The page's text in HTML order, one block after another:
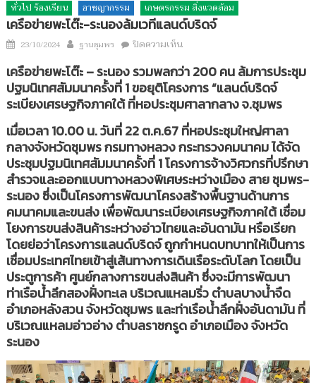
ทั่วไป ร้องเรียน อาชญากรรม เกษตรกรรม สิ่งแวดล้อม
เครือข่ายพะโต๊ะ-ระนองล้มเวทีแลนด์บริดจ์
Posted
23/10/2024 Author
ฐานชุมพร ปิดความเห็นบน
ข่าย
พะโต๊ะ-
ระนอง
ล้ม
เวที
แลนด์
บริดจ์
เครือข่ายพะโต๊ะ – ระนอง รวมพลกว่า 200 คน ล้มการประชุม
ปฐมนิเทศสัมมนาครั้งที่ 1 ขอยุติโครงการ “แลนด์บริดจ์
ระเบียงเศรษฐกิจภาคใต้ ที่หอประชุมศาลากลาง จ.ชุมพร
เมื่อเวลา 10.00 น. วันที่ 22 ต.ค.67 ที่หอประชุมใหญ่ศาลา
กลางจังหวัดชุมพร กรมทางหลวง กระทรวงคมนาคม ได้จัด
ประชุมปฐมนิเทศสัมมนาครั้งที่ 1 โครงการจ้างวิศวกรที่ปรึกษา
สำรวจและออกแบบทางหลวงพิเศษระหว่างเมือง สาย ชุมพร-
ระนอง ซึ่งเป็นโครงการพัฒนาโครงสร้างพื้นฐานด้านการ
คมนาคมและขนส่ง เพื่อพัฒนาระเบียงเศรษฐกิจภาคใต้ เชื่อม
โยงการขนส่งสินค้าระหว่างอ่าวไทยและอันดามัน หรือเรียก
โดยย่อว่าโครงการแลนด์บริดจ์ ถูกกำหนดบทบาทให้เป็นการ
เชื่อมประเทศไทยเข้าสู่เส้นทางการเดินเรือระดับโลก โดยเป็น
ประตูการค้า ศูนย์กลางการขนส่งสินค้า ซึ่งจะมีการพัฒนา
ท่าเรือน้ำลึกสองฝั่งทะเล บริเวณแหลมริ่ว ตำบลบางน้ำจืด
อำเภอหลังสวน จังหวัดชุมพร และท่าเรือน้ำลึกฝั่งอันดามัน ที่
บริเวณแหลมอ่าวอ่าง ตำบลราชกรูด อำเภอเมือง จังหวัด
ระนอง